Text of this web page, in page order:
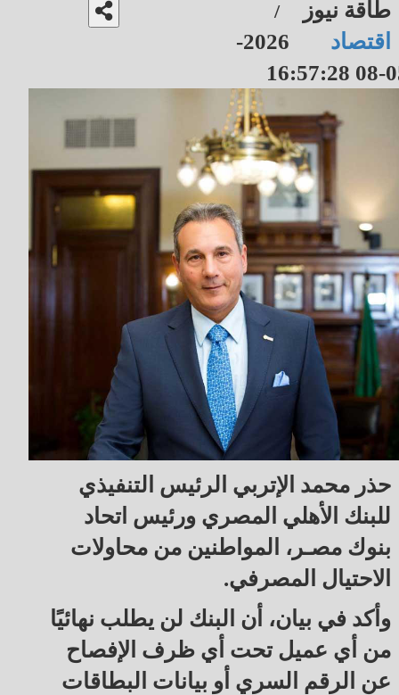
طاقة نيوز /
اقتصاد
2026-
05-08
حذر محمد الإتربي الرئيس التنفيذي
للبنك الأهلي المصري ورئيس اتحاد
بنوك مصـر، المواطنين من محاولات
الاحتيال المصرفي.
وأكد في بيان، أن البنك لن يطلب نهائيًا
من أي عميل تحت أي ظرف الإفصاح
عن الرقم السري أو بيانات البطاقات